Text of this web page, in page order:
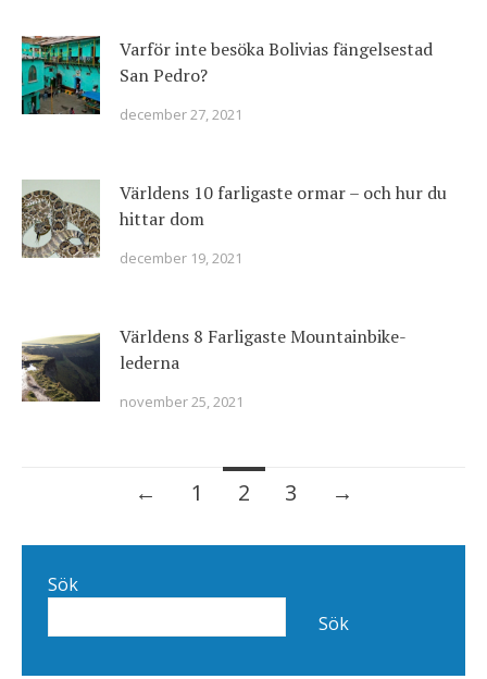
Varför inte besöka Bolivias fängelsestad
San Pedro?
december 27, 2021
Världens 10 farligaste ormar – och hur du
hittar dom
december 19, 2021
Världens 8 Farligaste Mountainbike-
lederna
november 25, 2021
← 1 2 3 →
Sök
Sök